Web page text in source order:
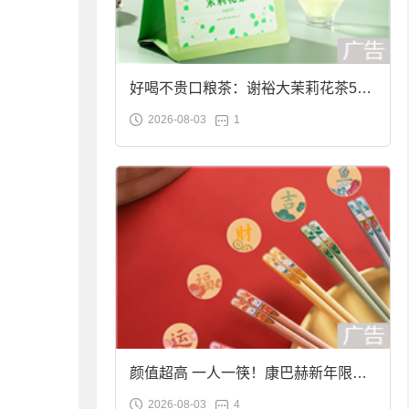
好喝不贵口粮茶：谢裕大茉莉花茶50g
袋装9.9元到手
2026-08-03 1
颜值超高 一人一筷！康巴赫新年限定
2026-08-03 4